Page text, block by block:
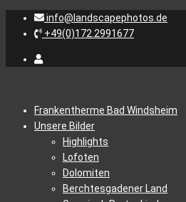
info@landscapephotos.de
+49(0)172.2991677
Frankentherme Bad Windsheim
Unsere Bilder
Highlights
Lofoten
Dolomiten
Berchtesgadener Land